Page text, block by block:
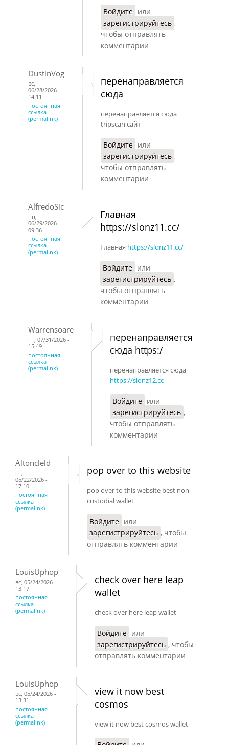
Войдите или
зарегистрируйтесь ,
чтобы отправлять
комментарии
DustinVog
вс,
06/28/2026 -
14:11
постоянная
ссылка
(permalink)
перенаправляется
сюда
перенаправляется сюда
tripscan сайт
Войдите или
зарегистрируйтесь ,
чтобы отправлять
комментарии
AlfredoSic
пн,
06/29/2026 -
09:36
постоянная
ссылка
(permalink)
Главная
https://slonz11.cc/
Главная https://slonz11.cc/
Войдите или
зарегистрируйтесь ,
чтобы отправлять
комментарии
Warrensoare
пт, 07/31/2026 -
15:49
постоянная
ссылка
(permalink)
перенаправляется
сюда https:/
перенаправляется сюда
https://slonz12.cc
Войдите или
зарегистрируйтесь ,
чтобы отправлять
комментарии
Altoncleld
пт,
05/22/2026 -
17:10
постоянная
ссылка
(permalink)
pop over to this website
pop over to this website best non
custodial wallet
Войдите или
зарегистрируйтесь , чтобы
отправлять комментарии
LouisUphop
вс, 05/24/2026 -
13:17
постоянная
ссылка
(permalink)
check over here leap
wallet
check over here leap wallet
Войдите или
зарегистрируйтесь , чтобы
отправлять комментарии
LouisUphop
вс, 05/24/2026 -
13:31
постоянная
ссылка
(permalink)
view it now best
cosmos
view it now best cosmos wallet